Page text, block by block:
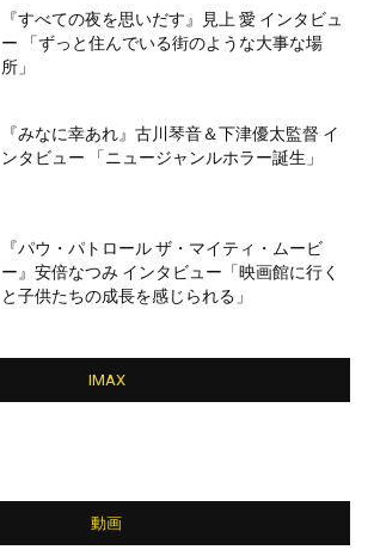
『すべての夜を思いだす』見上 愛 インタビュ
ー 「ずっと住んでいる街のような大事な場
所」
『みなに幸あれ』古川琴音＆下津優太監督 イ
ンタビュー 「ニュージャンルホラー誕生」
『パウ・パトロール ザ・マイティ・ムービ
ー』安倍なつみ インタビュー「映画館に行く
と子供たちの成長を感じられる」
IMAX
動画